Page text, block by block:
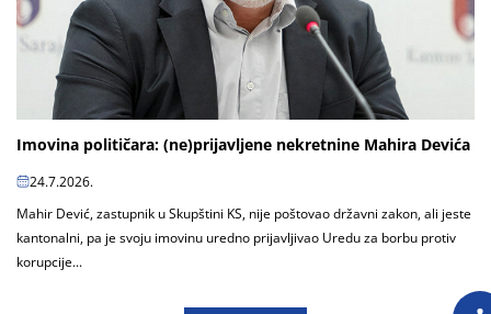
Imovina političara: (ne)prijavljene nekretnine Mahira Devića
24.7.2026.
Mahir Dević, zastupnik u Skupštini KS, nije poštovao državni zakon, ali jeste
kantonalni, pa je svoju imovinu uredno prijavljivao Uredu za borbu protiv
korupcije...